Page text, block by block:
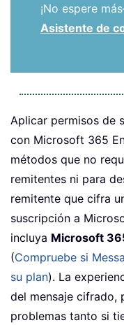
¡No espere
Asistente de
Aplicar permisos de
con Microsoft 365
métodos que no
remitentes ni para
remitente que cifra
suscripción a
incluya Microsoft
(Compruebe si
su plan). La
del mensaje cifrado,
problemas tanto si